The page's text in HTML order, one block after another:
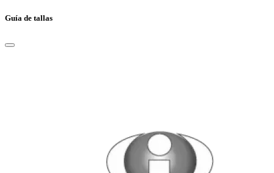
Guía de tallas